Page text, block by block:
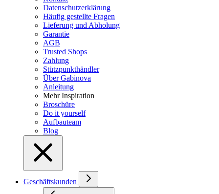
Datenschutzerklärung
Häufig gestellte Fragen
Lieferung und Abholung
Garantie
AGB
Trusted Shops
Zahlung
Stützpunkthändler
Über Gabinova
Anleitung
Mehr Inspiration
Broschüre
Do it yourself
Aufbauteam
Blog
Geschäftskunden